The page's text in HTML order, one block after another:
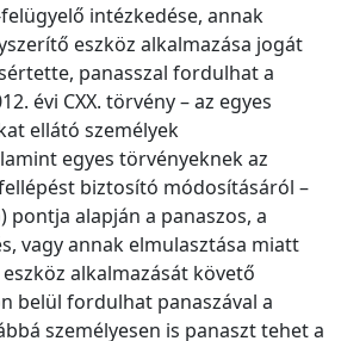
intézkedése, annak
eszköz alkalmazása jogát
panasszal fordulhat a
évi CXX. törvény – az egyes
ellátó személyek
egyes törvényeknek az
biztosító módosításáról –
pontja alapján a panaszos, a
vagy annak elmulasztása miatt
alkalmazását követő
belül fordulhat panaszával a
személyesen is panaszt tehet a